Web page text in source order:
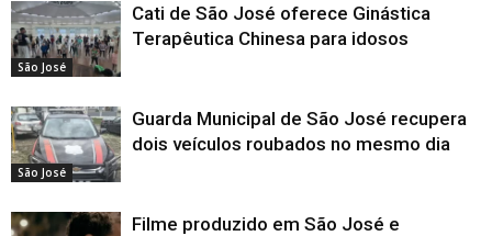
São José
Cati de São José oferece Ginástica
Terapêutica Chinesa para idosos
São José
Guarda Municipal de São José recupera
dois veículos roubados no mesmo dia
Filme produzido em São José e